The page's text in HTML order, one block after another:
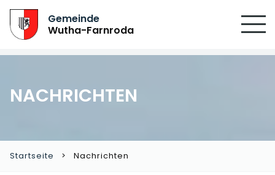
Gemeinde
Wutha-Farnroda
NACHRICHTEN
Startseite Nachrichten